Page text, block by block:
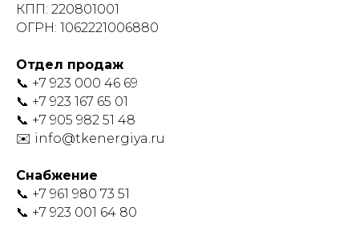
КПП: 220801001
ОГРН: 1062221006880
Отдел продаж
📞 +7 923 000 46 69
📞 +7 923 167 65 01
📞 +7 905 982 51 48
✉️ info@tkenergiya.ru
Снабжение
📞 +7 961 980 73 51
📞 +7 923 001 64 80